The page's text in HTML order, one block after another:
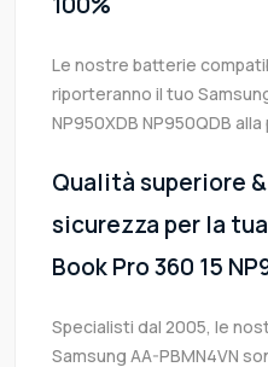
Le nostre batterie
riporteranno il tuo
NP950XDB NP950QDB
Qualità superiore
sicurezza per la
Book Pro 360 15
Specialisti dal 2005, le
Samsung AA-PBMN4VN